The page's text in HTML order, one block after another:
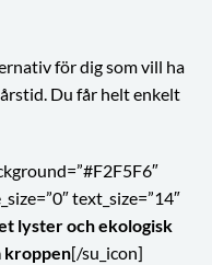
för dig som vill ha
Du får helt enkelt
text_size=”14″
lyster och ekologisk
kroppen[/su_icon]